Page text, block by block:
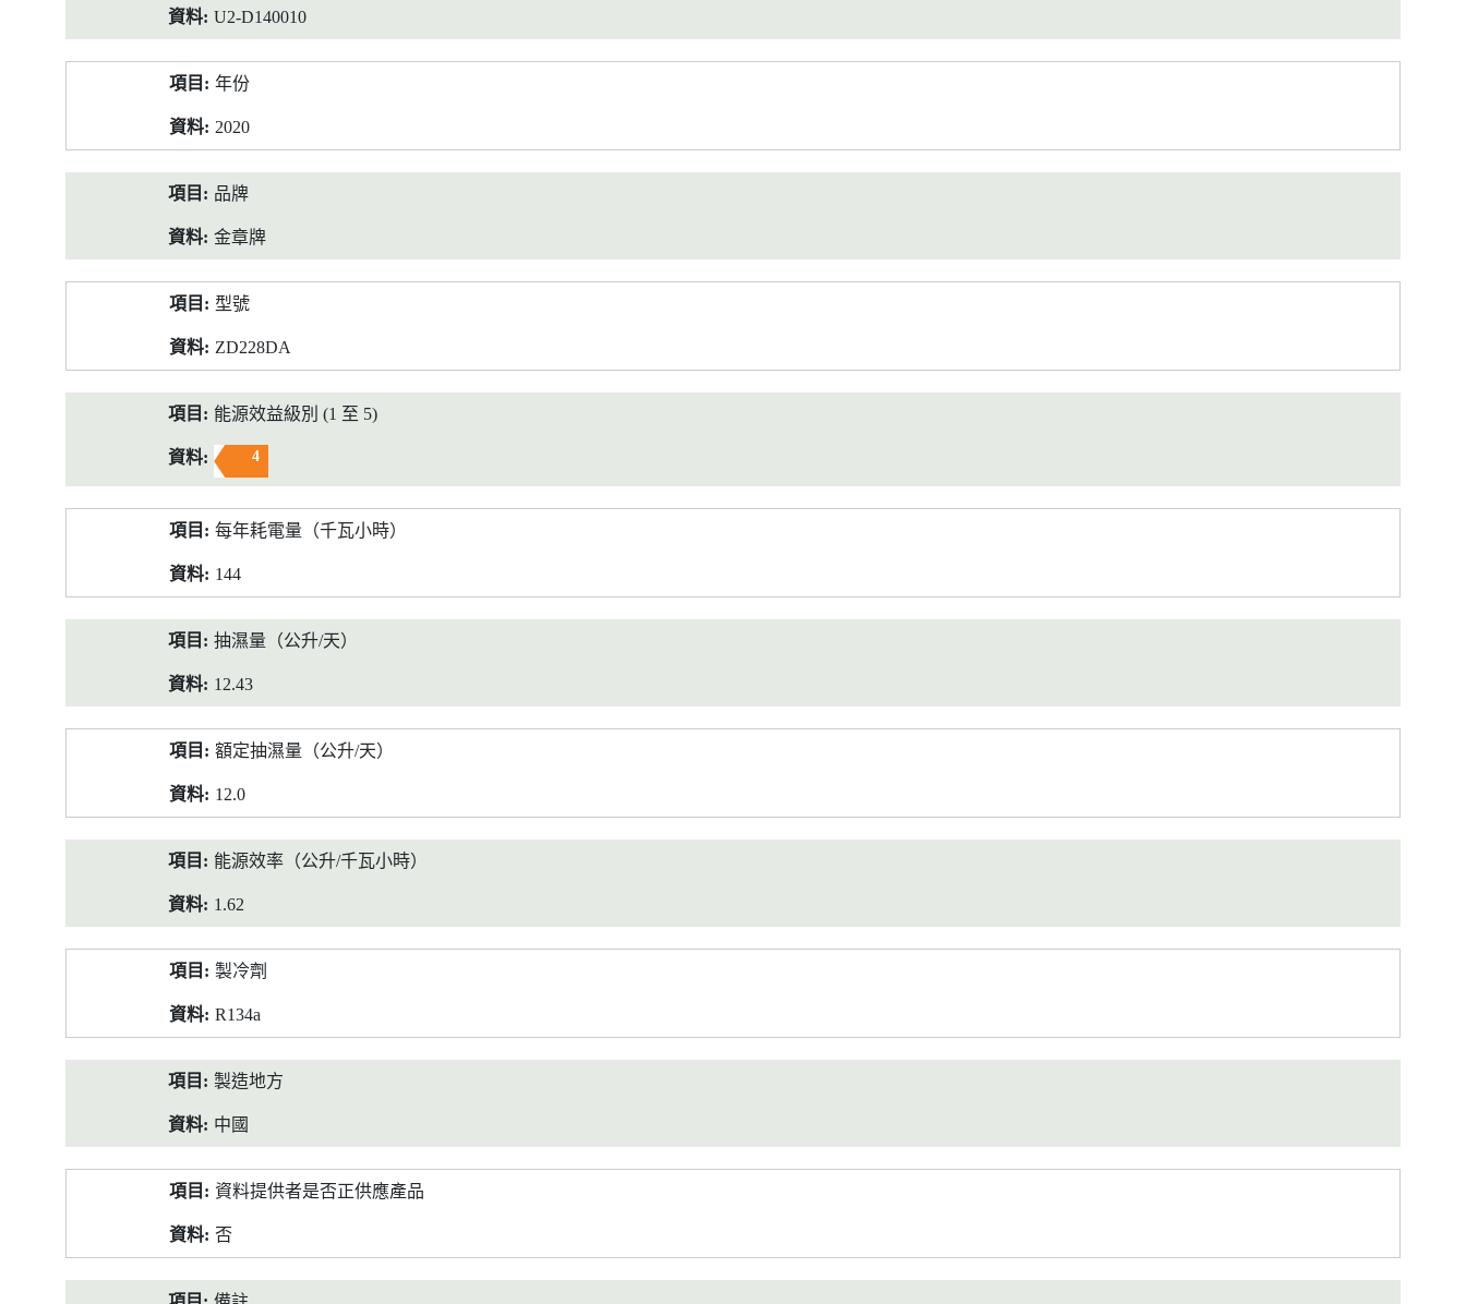
U2-D140010
年份
2020
品牌
金章牌
型號
ZD228DA
能源效益級別 (1 至 5)
4
每年耗電量（千瓦小時）
144
抽濕量（公升/天）
12.43
額定抽濕量（公升/天）
12.0
能源效率（公升/千瓦小時）
1.62
製冷劑
R134a
製造地方
中國
資料提供者是否正供應產品
否